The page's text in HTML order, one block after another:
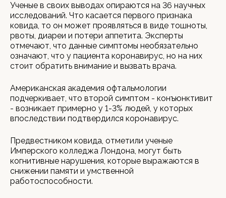
Ученые в своих выводах опираются на 36 научных
исследований. Что касается первого признака
ковида, то он может проявляться в виде тошноты,
рвоты, диареи и потери аппетита. Эксперты
отмечают, что данные симптомы необязательно
означают, что у пациента коронавирус, но на них
стоит обратить внимание и вызвать врача.
Американская академия офтальмологии
подчеркивает, что второй симптом - конъюнктивит
- возникает примерно у 1-3% людей, у которых
впоследствии подтвердился коронавирус.
Предвестником ковида, отметили ученые
Имперского колледжа Лондона, могут быть
когнитивные нарушения, которые выражаются в
снижении памяти и умственной
работоспособности.